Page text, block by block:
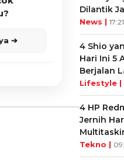
➔ Ikuti
Dilantik
News |
4 Shio
Hari Ini 5
Berjalan
Lifestyle |
4 HP
Jernih
Tekno |